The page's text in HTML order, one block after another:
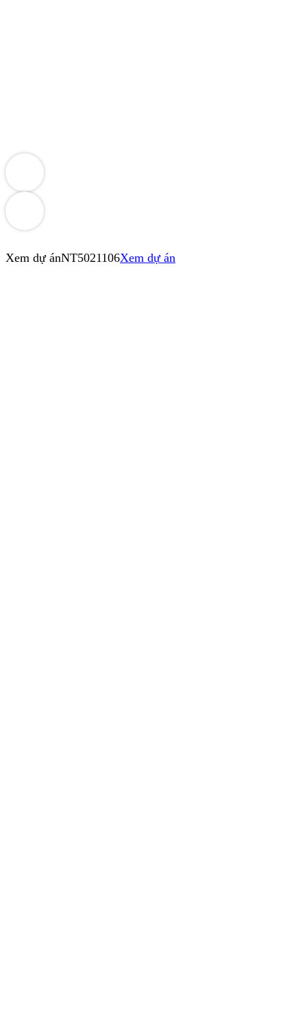
Xem dự ánNT5021106Xem dự án